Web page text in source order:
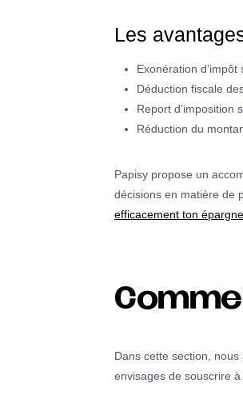
Les
Exonération
Déduction fiscale
Report d’imposition
Réduction du
Papisy propose un
décisions en matière de
efficacement ton
Dans cette section,
envisages de souscrire